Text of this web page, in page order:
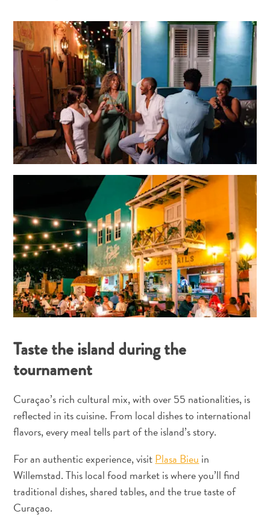
Van
bohohotels
tot
arty
restaurants:
mijn
creatieve
Curaçao-
gids
Duiken
en
snorkelen
Waar
staat
Curaçao
Taste the island during the
tournament
Curaçao’s rich cultural mix, with over 55 nationalities, is
reflected in its cuisine. From local dishes to international
flavors, every meal tells part of the island’s story.
For an authentic experience, visitPlasa Bieuin
Willemstad. This local food market is where you’ll find
traditional dishes, shared tables, and the true taste of
Curaçao.